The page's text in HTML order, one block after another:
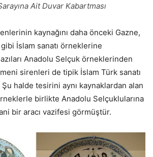
Ait Duvar Kabartması
kaynağını daha önceki Gazne,
İslam sanatı örneklerine
Anadolu Selçuk örneklerinden
sirenleri de tipik İslam Türk sanatı
halde tesirini aynı kaynaklardan alan
birlikte Anadolu Selçuklularına
bir aracı vazifesi görmüştür.